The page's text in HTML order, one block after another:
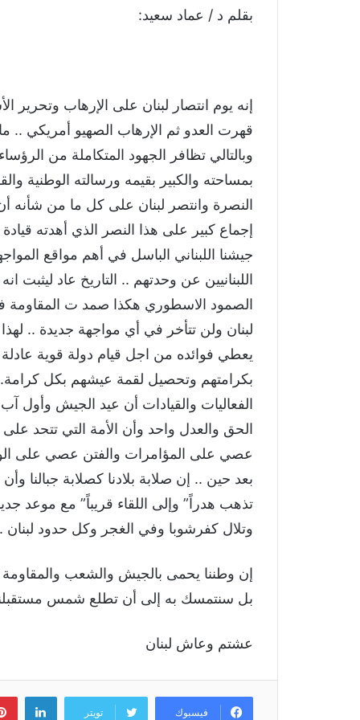
بقلم د / عماد سعيد:
إنه يوم انتصار لبنان على الإرهاب
قهرت العدو ثم الإرهاب الصهيو أمريكي ..
وبالتالي تظافر الجهود المتكاملة من
بمساحته والكبير بقيمه ورسالته الوطنية
النصرة وانتصر لبنان على كل ما من شأنه
إجماع كبير على هذا النصر الذي أهدته
جيشنا اللبناني الباسل في أهم مواقع
الصمود الاسطوري هكذا صمد ت المقاومة
لبنان ولن تتأخر في أي مواجهة جديدة ..
يعطي فوائده من اجل قيام دولة قوية
بكرامتهم وتحصيل لقمة عيشهم بكل كرامة..
الفعاليات والقيادات أن عيد الجيش وأول
الحق والعدل واحد وأن الأمة التي تتحد
عصي على المؤامرات والفتن عصي على
بعد حين .. إن صلابة بلادنا كصلابة جبالنا
تذهب هدراً” وإلى اللقاء قريباً” مع موعد
وتلال كفرشوبا وفي الغجر وكل حدود لبنان
إن وطننا يحمى بالجيش والشعب والمقاومة
بل سنتمسك به إلى أن تطلع شمس مستقبلنا
عشتم وعاش لبنان
فيسبوك تويتر